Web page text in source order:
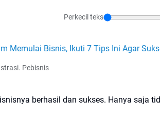
Perkecil teks
Pebisnis
berhasil dan sukses. Hanya saja